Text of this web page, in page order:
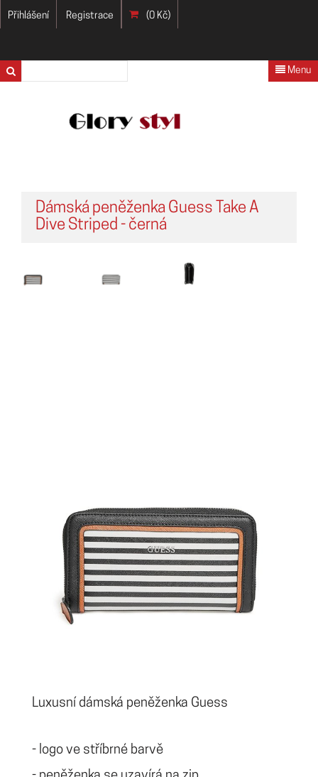
Přihlášení Registrace (0 Kč)
Menu
Dámská peněženka Guess Take A
Dive Striped - černá
Luxusní dámská peněženka Guess
- logo ve stříbrné barvě